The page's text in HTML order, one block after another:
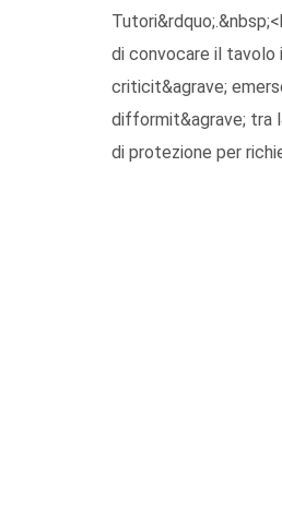
di convocare il
criticit&agrave;
difformit&agrave; tra
di protezione per